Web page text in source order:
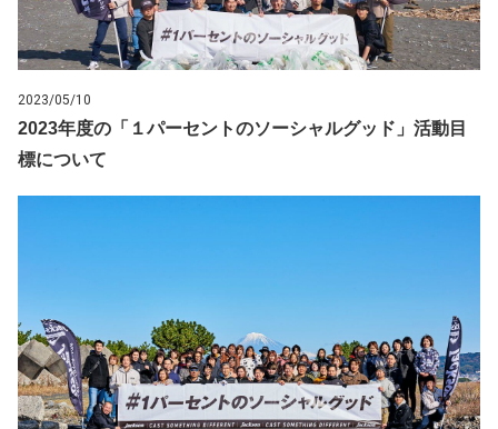
2023/05/10
2023年度の「１パーセントのソーシャルグッド」活動目
標について